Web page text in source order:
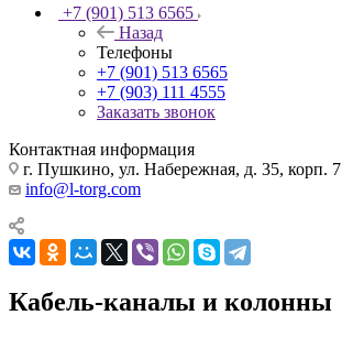
+7 (901) 513 6565
Назад
Телефоны
+7 (901) 513 6565
+7 (903) 111 4555
Заказать звонок
Контактная информация
г. Пушкино, ул. Набережная, д. 35, корп. 7
info@l-torg.com
Кабель-каналы и колонны